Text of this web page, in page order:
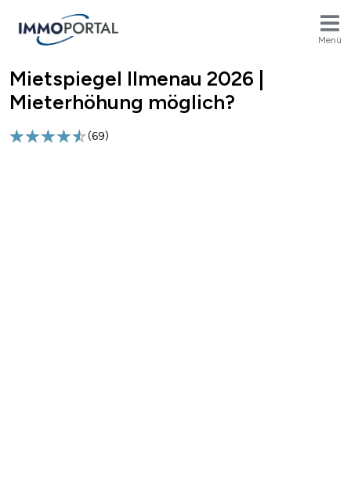
Menü
Breadcrumb
Mietspiegel Ilmenau 2026 |
Mieterhöhung möglich?
(69)